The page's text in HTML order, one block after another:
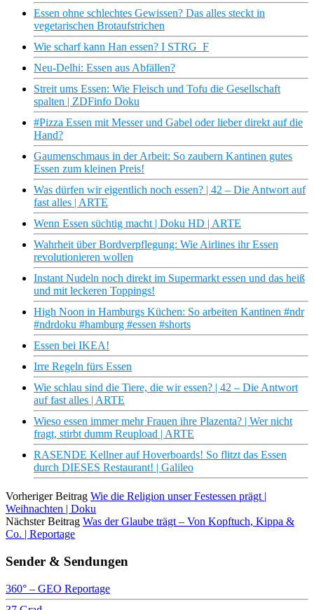
Essen ohne schlechtes Gewissen? Das alles steckt in
vegetarischen Brotaufstrichen
Wie scharf kann Han essen? I STRG_F
Neu-Delhi: Essen aus Abfällen?
Streit ums Essen: Wie Fleisch und Tofu die Gesellschaft
spalten | ZDFinfo Doku
#Pizza Essen mit Messer und Gabel oder lieber direkt auf die
Hand?
Gaumenschmaus in der Arbeit: So zaubern Kantinen gutes
Essen zum kleinen Preis!
Was dürfen wir eigentlich noch essen? | 42 – Die Antwort auf
fast alles | ARTE
Wenn Essen süchtig macht | Doku HD | ARTE
Wahrheit über Bordverpflegung: Wie Airlines ihr Essen
revolutionieren wollen
Instant Nudeln noch direkt im Supermarkt essen und das heiß
und mit leckeren Toppings!
High Noon in Hamburgs Küchen: So arbeiten Kantinen #ndr
#ndrdoku #hamburg #essen #shorts
Essen bei IKEA!
Irre Regeln fürs Essen
Wie schlau sind die Tiere, die wir essen? | 42 – Die Antwort
auf fast alles | ARTE
Wieso essen immer mehr Frauen ihre Plazenta? | Wer nicht
fragt, stirbt dumm Reupload | ARTE
RASENDE Kellner auf Hoverboards! So flitzt das Essen
durch DIESES Restaurant! | Galileo
Vorheriger Beitrag Wie die Religion unser Festessen prägt |
Weihnachten | Doku
Nächster Beitrag Was der Glaube trägt – Von Kopftuch, Kippa &
Co. | Reportage
Sender & Sendungen
360° – GEO Reportage